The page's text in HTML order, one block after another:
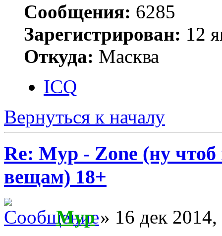
Сообщения: 6285
Зарегистрирован: 12
Откуда: Масква
ICQ
Вернуться к началу
Re: Myp - Zone (ну
вещам) 18+
Myp» 16 дек 2014,